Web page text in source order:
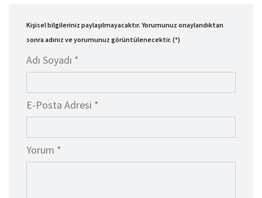
Kişisel bilgileriniz paylaşılmayacaktır. Yorumunuz onaylandıktan
sonra adınız ve yorumunuz görüntülenecektir. (*)
Adı Soyadı *
E-Posta Adresi *
Yorum *